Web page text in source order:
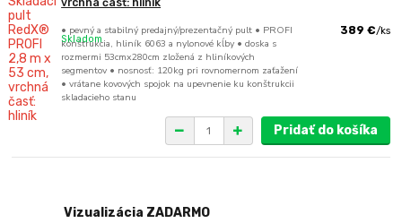
vrchná časť: hliník
• pevný a stabilný predajný/prezentačný pult • PROFI
konštrukcia, hliník 6063 a nylonové kĺby • doska s
rozmermi 53cmx280cm zložená z hliníkových
segmentov • nosnosť: 120kg pri rovnomernom zaťažení
• vrátane kovových spojok na upevnenie ku konštrukcii
skladacieho stanu
389 €/ks
Skladom
Pridať do košíka
Vizualizácia ZADARMO